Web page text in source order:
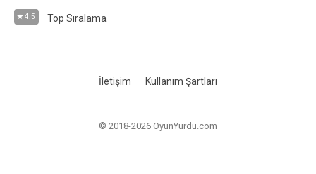
4.5 Top Sıralama
İletişim Kullanım Şartları
© 2018-2026 OyunYurdu.com